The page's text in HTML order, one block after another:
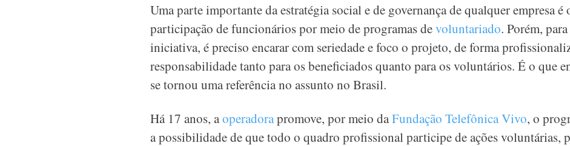
Uma parte importante da estratégia social e de governança de qualquer empresa
participação de funcionários por meio de programas devoluntariado. Porém,
iniciativa, é preciso encarar com seriedade e foco o projeto, de forma
responsabilidade tanto para os beneficiados quanto para os voluntários. É o que
se tornou uma referência no assunto no Brasil.
Há 17 anos, aoperadorapromove, por meio daFundação Telefônica Vivo, o
a possibilidade de que todo o quadro profissional participe de ações voluntárias,